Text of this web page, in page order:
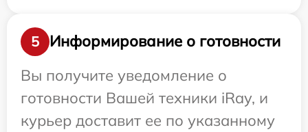
5
Информирование о готовности
Вы получите уведомление о
готовности Вашей техники iRay, и
курьер доставит ее по указанному